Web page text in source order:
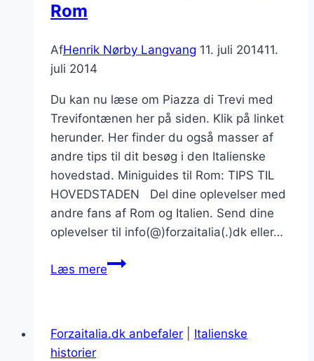
Rom
AfHenrik Nørby Langvang 11. juli 201411.
juli 2014
Du kan nu læse om Piazza di Trevi med
Trevifontænen her på siden. Klik på linket
herunder. Her finder du også masser af
andre tips til dit besøg i den Italienske
hovedstad. Miniguides til Rom: TIPS TIL
HOVEDSTADEN Del dine oplevelser med
andre fans af Rom og Italien. Send dine
oplevelser til info(@)forzaitalia(.)dk eller…
Læs mereMiniguide
Rom
Forzaitalia.dk anbefaler
Italienske
historier